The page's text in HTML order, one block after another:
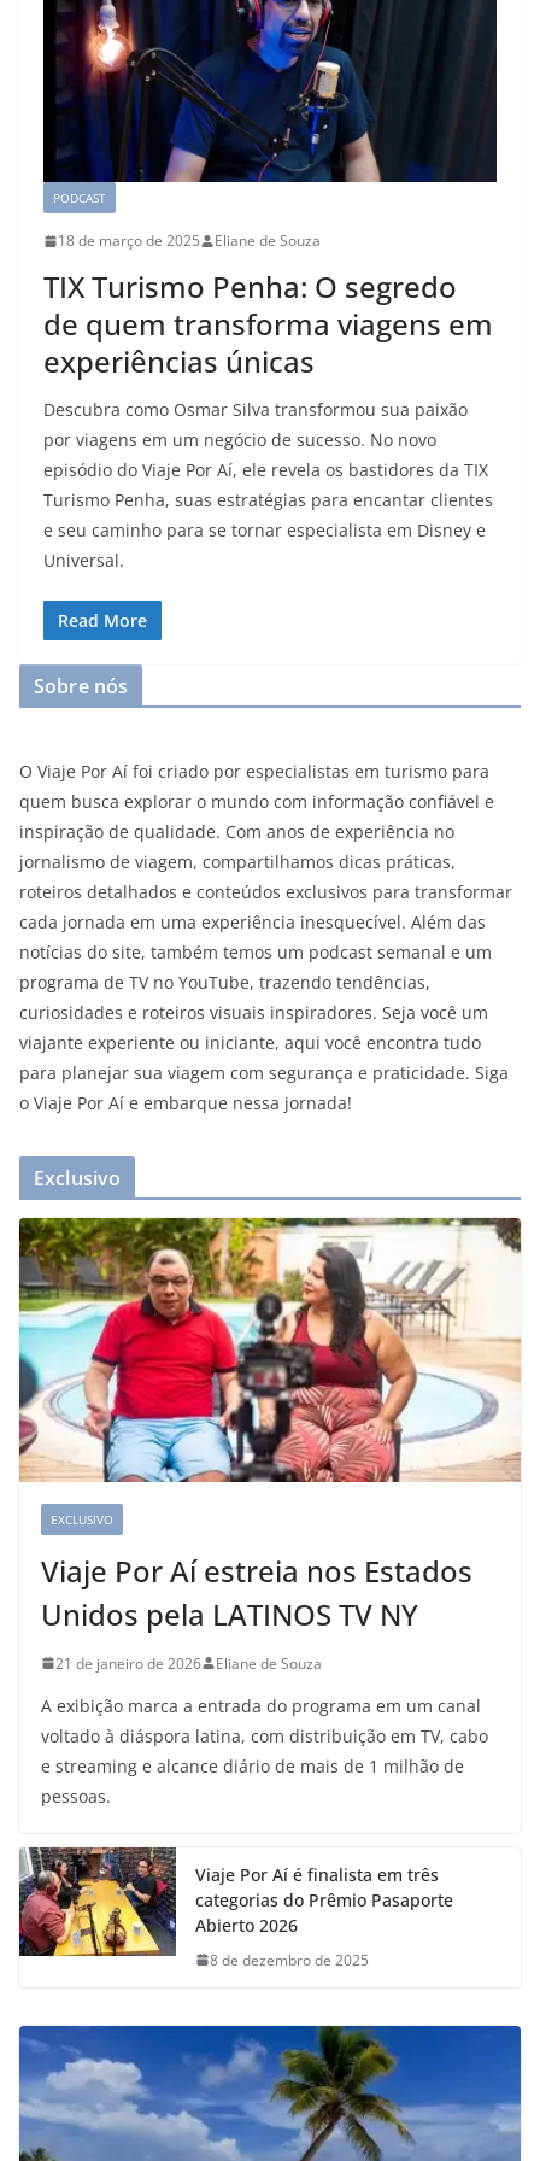
PODCAST
18 de março de 2025 Eliane de Souza
TIX Turismo Penha: O segredo
de quem transforma viagens em
experiências únicas
Descubra como Osmar Silva transformou sua paixão
por viagens em um negócio de sucesso. No novo
episódio do Viaje Por Aí, ele revela os bastidores da TIX
Turismo Penha, suas estratégias para encantar clientes
e seu caminho para se tornar especialista em Disney e
Universal.
Read More
Sobre nós
O Viaje Por Aí foi criado por especialistas em turismo para
quem busca explorar o mundo com informação confiável e
inspiração de qualidade. Com anos de experiência no
jornalismo de viagem, compartilhamos dicas práticas,
roteiros detalhados e conteúdos exclusivos para transformar
cada jornada em uma experiência inesquecível. Além das
notícias do site, também temos um podcast semanal e um
programa de TV no YouTube, trazendo tendências,
curiosidades e roteiros visuais inspiradores. Seja você um
viajante experiente ou iniciante, aqui você encontra tudo
para planejar sua viagem com segurança e praticidade. Siga
o Viaje Por Aí e embarque nessa jornada!
Exclusivo
EXCLUSIVO
Viaje Por Aí estreia nos Estados
Unidos pela LATINOS TV NY
21 de janeiro de 2026 Eliane de Souza
A exibição marca a entrada do programa em um canal
voltado à diáspora latina, com distribuição em TV, cabo
e streaming e alcance diário de mais de 1 milhão de
pessoas.
Viaje Por Aí é finalista em três
categorias do Prêmio Pasaporte
Abierto 2026
8 de dezembro de 2025